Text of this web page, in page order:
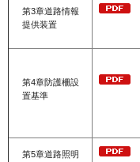
第3章道路情報
提供装置
第4章防護柵設
置基準
第5章道路照明